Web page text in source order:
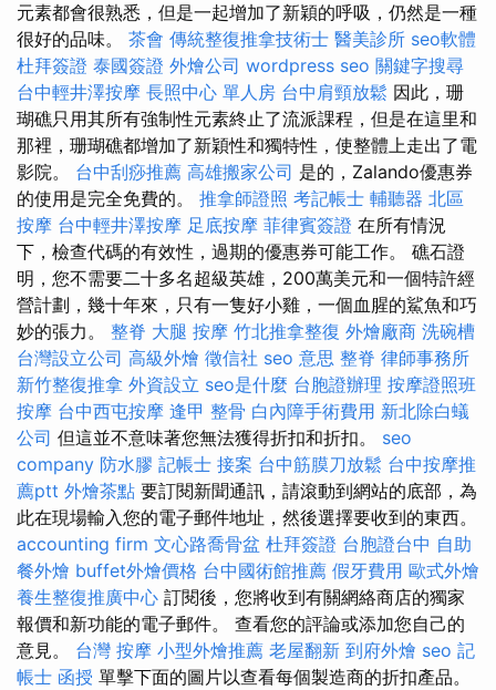
元素都會很熟悉，但是一起增加了新穎的呼吸，仍然是一種
很好的品味。 茶會 傳統整復推拿技術士 醫美診所 seo軟體
杜拜簽證 泰國簽證 外燴公司 wordpress seo 關鍵字搜尋
台中輕井澤按摩 長照中心 單人房 台中肩頸放鬆 因此，珊
瑚礁只用其所有強制性元素終止了流派課程，但是在這里和
那裡，珊瑚礁都增加了新穎性和獨特性，使整體上走出了電
影院。 台中刮痧推薦 高雄搬家公司 是的，Zalando優惠券
的使用是完全免費的。 推拿師證照 考記帳士 輔聽器 北區
按摩 台中輕井澤按摩 足底按摩 菲律賓簽證 在所有情況
下，檢查代碼的有效性，過期的優惠券可能工作。 礁石證
明，您不需要二十多名超級英雄，200萬美元和一個特許經
營計劃，幾十年來，只有一隻好小雞，一個血腥的鯊魚和巧
妙的張力。 整脊 大腿 按摩 竹北推拿整復 外燴廠商 洗碗槽
台灣設立公司 高級外燴 徵信社 seo 意思 整脊 律師事務所
新竹整復推拿 外資設立 seo是什麼 台胞證辦理 按摩證照班
按摩 台中西屯按摩 逢甲 整骨 白內障手術費用 新北除白蟻
公司 但這並不意味著您無法獲得折扣和折扣。 seo
company 防水膠 記帳士 接案 台中筋膜刀放鬆 台中按摩推
薦ptt 外燴茶點 要訂閱新聞通訊，請滾動到網站的底部，為
此在現場輸入您的電子郵件地址，然後選擇要收到的東西。
accounting firm 文心路喬骨盆 杜拜簽證 台胞證台中 自助
餐外燴 buffet外燴價格 台中國術館推薦 假牙費用 歐式外燴
養生整復推廣中心 訂閱後，您將收到有關網絡商店的獨家
報價和新功能的電子郵件。 查看您的評論或添加您自己的
意見。 台灣 按摩 小型外燴推薦 老屋翻新 到府外燴 seo 記
帳士 函授 單擊下面的圖片以查看每個製造商的折扣產品。